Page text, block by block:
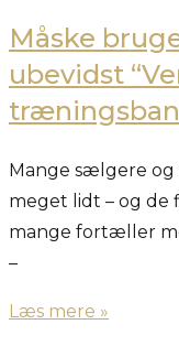
Måske
ubevidst
Mange sælgere
meget lidt – og de
mange fortæller
–
Læs mere »